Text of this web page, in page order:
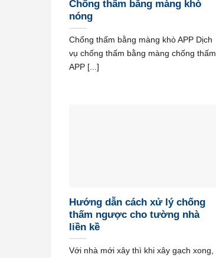
Chống thấm bằng màng khò
nóng
Chống thấm bằng màng khò APP Dịch
vụ chống thấm bằng màng chống thấm
APP [...]
Hướng dẫn cách xử lý chống
thấm ngược cho tường nhà
liền kề
Với nhà mới xây thì khi xây gạch xong,